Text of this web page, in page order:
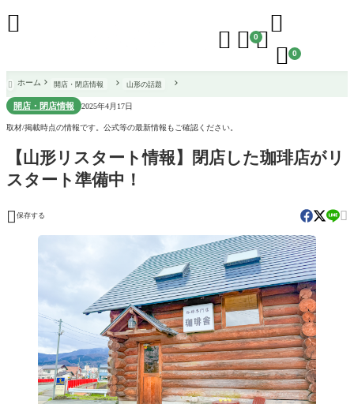
  0

 0

 ホーム 開店・閉店情報 山形の話題
開店・閉店情報 2025年4月17日
取材/掲載時点の情報です。公式等の最新情報もご確認ください。
【山形リスタート情報】閉店した珈琲店がリ
スタート準備中！
 保存する 